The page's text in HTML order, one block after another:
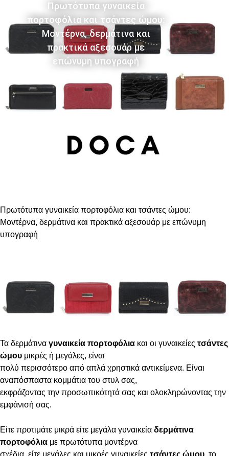
Πρωτότυπα γυναικεία
πορτοφόλια και τσάντες ώμου:
Μοντέρνα, δερμάτινα και
πρακτικά αξεσουάρ με
επώνυμη υπογραφή
Πρωτότυπα γυναικεία πορτοφόλια και τσάντες ώμου:
Μοντέρνα, δερμάτινα και πρακτικά αξεσουάρ με επώνυμη
υπογραφή
Τα δερμάτινα γυναικεία πορτοφόλια και οι γυναικείες τσάντες
ώμου μικρές ή μεγάλες, είναι
πολύ περισσότερο από απλά χρηστικά αντικείμενα. Είναι
αναπόσπαστα κομμάτια του στυλ σας,
εκφράζοντας την προσωπικότητά σας και ολοκληρώνοντας την
εμφάνισή σας.
Είτε προτιμάτε μικρά είτε μεγάλα γυναικεία δερμάτινα
πορτοφόλια με πρωτότυπα μοντέρνα
σχέδια, είτε μεγάλες και μικρές γυναικείες τσάντες ώμου, το